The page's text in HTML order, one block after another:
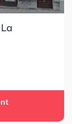
4.8
0.0
4.8
0.0